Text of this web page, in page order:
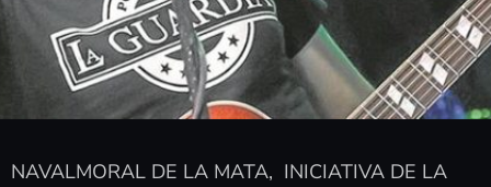
NAVALMORAL DE LA MATA, INICIATIVA DE LA